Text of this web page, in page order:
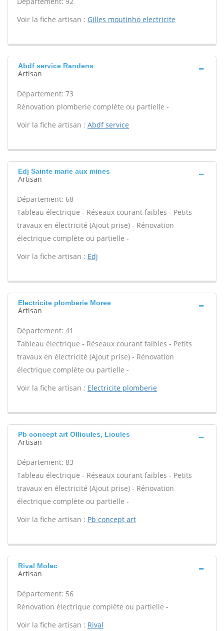
Voir la fiche artisan : Gilles moutinho electricite
Abdf service Randens
Artisan
Département: 73
Rénovation plomberie complète ou partielle -
Voir la fiche artisan : Abdf service
Edj Sainte marie aux mines
Artisan
Département: 68
Tableau électrique - Réseaux courant faibles - Petits
travaux en électricité (Ajout prise) - Rénovation
électrique complète ou partielle -
Voir la fiche artisan : Edj
Electricite plomberie Moree
Artisan
Département: 41
Tableau électrique - Réseaux courant faibles - Petits
travaux en électricité (Ajout prise) - Rénovation
électrique complète ou partielle -
Voir la fiche artisan : Electricite plomberie
Pb concept art Ollioules, Lioules
Artisan
Département: 83
Tableau électrique - Réseaux courant faibles - Petits
travaux en électricité (Ajout prise) - Rénovation
électrique complète ou partielle -
Voir la fiche artisan : Pb concept art
Rival Molac
Artisan
Département: 56
Rénovation électrique complète ou partielle -
Voir la fiche artisan : Rival